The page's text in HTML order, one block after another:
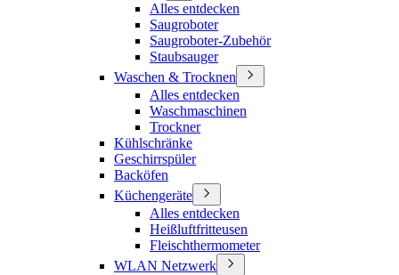
Alles entdecken
Saugroboter
Saugroboter-Zubehör
Staubsauger
Waschen & Trocknen
Alles entdecken
Waschmaschinen
Trockner
Kühlschränke
Geschirrspüler
Backöfen
Küchengeräte
Alles entdecken
Heißluftfritteusen
Fleischthermometer
WLAN Netzwerk